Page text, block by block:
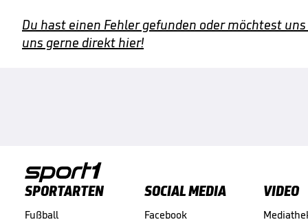
Du hast einen Fehler gefunden oder möchtest uns
uns gerne direkt hier!
SPORTARTEN
Fußball
SOCIAL MEDIA
Facebook
VIDEO